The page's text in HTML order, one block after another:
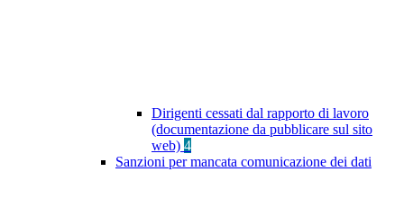
Dirigenti cessati dal rapporto di lavoro
(documentazione da pubblicare sul sito
web) 4
Sanzioni per mancata comunicazione dei dati